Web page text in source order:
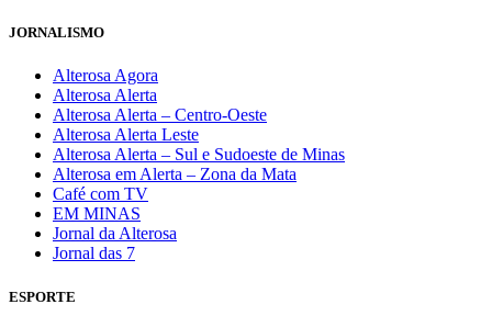
JORNALISMO
Alterosa Agora
Alterosa Alerta
Alterosa Alerta – Centro-Oeste
Alterosa Alerta Leste
Alterosa Alerta – Sul e Sudoeste de Minas
Alterosa em Alerta – Zona da Mata
Café com TV
EM MINAS
Jornal da Alterosa
Jornal das 7
ESPORTE